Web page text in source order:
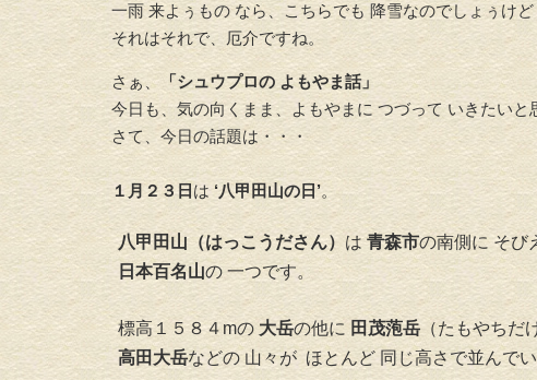
一雨 来よぅもの なら、こちらでも 降雪なのでしょぅけど
それはそれで、厄介ですね。
さぁ、 「シュウプロの よもやま話」
今日も、気の向くまま、よもやまに つづって いきたいと
さて、今日の話題は・・・
１月２３日 は ‘八甲田山の日’。
八甲田山（はっこうださん） は青森市の南側に そび
日本百名山の 一つです。
標高１５８４mの 大岳の他に 田茂萢岳（たもやちだ
高田大岳などの 山々が ほとんど 同じ高さで並んでい